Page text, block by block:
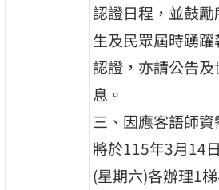
認證日程，並鼓
生及民眾屆時踴
認證，亦請公告
息。
三、因應客語師
將於115年3月14
(星期六)各辦理1